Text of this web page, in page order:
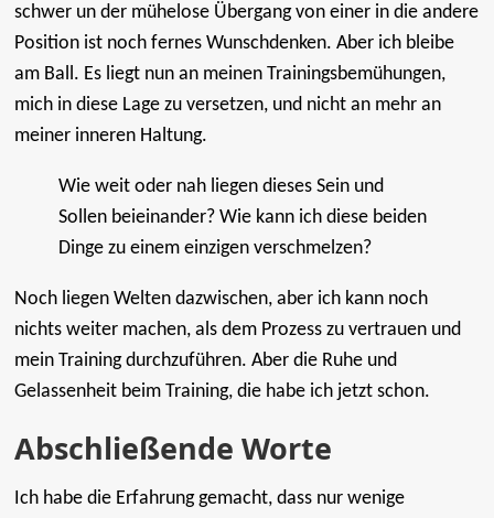
schwer un der mühelose Übergang von einer in die andere
Position ist noch fernes Wunschdenken. Aber ich bleibe
am Ball. Es liegt nun an meinen Trainingsbemühungen,
mich in diese Lage zu versetzen, und nicht an mehr an
meiner inneren Haltung.
Wie weit oder nah liegen dieses Sein und
Sollen beieinander? Wie kann ich diese beiden
Dinge zu einem einzigen verschmelzen?
Noch liegen Welten dazwischen, aber ich kann noch
nichts weiter machen, als dem Prozess zu vertrauen und
mein Training durchzuführen. Aber die Ruhe und
Gelassenheit beim Training, die habe ich jetzt schon.
Abschließende Worte
Ich habe die Erfahrung gemacht, dass nur wenige